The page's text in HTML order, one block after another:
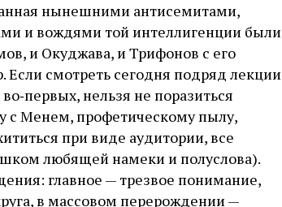
нынешними антисемитами,
и вождями той интеллигенции были
и Окуджава, и Трифонов с его
смотреть сегодня подряд лекции
нельзя не поразиться
с Менем, профетическому пылу,
при виде аудитории, все
любящей намеки и полуслова).
главное — трезвое понимание,
в массовом перерождении —